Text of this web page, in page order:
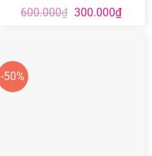
600.000₫ Giá
300.000₫Giá
hiện
-50%